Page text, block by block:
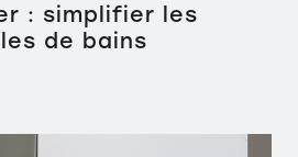
: simplifier les
de bains